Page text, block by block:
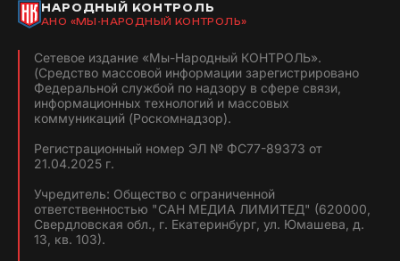
НАРОДНЫЙ КОНТРОЛЬ
АНО «МЫ-НАРОДНЫЙ КОНТРОЛЬ»
Сетевое издание «Мы-Народный КОНТРОЛЬ».
(Средство массовой информации зарегистрировано
Федеральной службой по надзору в сфере связи,
информационных технологий и массовых
коммуникаций (Роскомнадзор).
Регистрационный номер ЭЛ № ФС77-89373 от
21.04.2025 г.
Учредитель: Общество с ограниченной
ответственностью "САН МЕДИА ЛИМИТЕД" (620000,
Свердловская обл., г. Екатеринбург, ул. Юмашева, д.
13, кв. 103).